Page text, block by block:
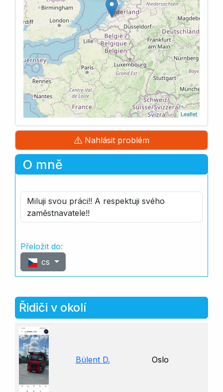
Leaflet
Nahlásit problém
O mně
Miluji svou práci!! A respektuji svého
zaměstnavatele!!
Přeložit do:
cs
Řidiči v okolí
Bülent D. Oslo